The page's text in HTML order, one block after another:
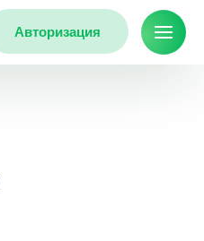
Авторизация